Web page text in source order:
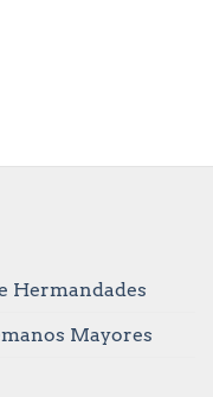
Hermandades
Mayores